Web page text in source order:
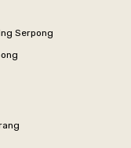
Serpong